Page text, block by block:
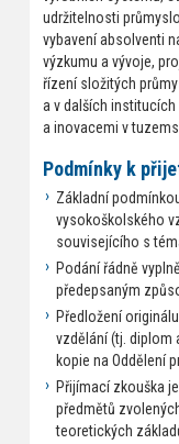
udržitelnosti
vybavení absolventi
výzkumu a vývoje,
řízení složitých
a v dalších
a inovacemi v
Podmínky k
Základní
vysokoškolského
souvisejícího s
Podání řádně
předepsaným
Předložení
vzdělání (tj. diplom
kopie na Oddělení
Přijímací zkouška
předmětů
teoretických